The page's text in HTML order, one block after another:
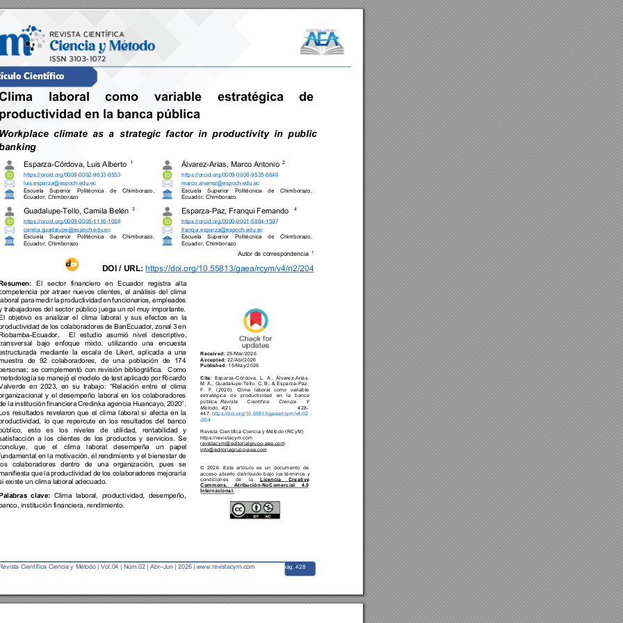
Científica Ciencia y Método | Vol.04 | Núm.02 Abr–Jun 2026 | www.revistacym.com pág. 428
laboral como variable estratégica
de
en la banca pública
climate as a strategic factor in productivity in public
Esparza-Córdova, Luis Alberto 1 Álvarez-Arias, Marco Antonio 2
https://orcid.org/0009-0002-9633-9553 https://orcid.org/0009-0008-9535-6646
luis.esparza@espoch.edu.ec marco.alvarez@espoch.edu.ec
Escuela
Superior Politécnica de Chimborazo,
Ecuador, Chimborazo
Escuela Superior Politécnica de Chimborazo,
Ecuador, Chimborazo
Guadalupe-Tello, Camila Belén 3 Esparza-Paz, Franqui Fernando 4
https://orcid.org/0009-0005-1116-1058 https://orcid.org/0000-0001 -5864-1597
camila.guadalupe@espoch.edu.ec
franqui.esparza@espoch.edu.ec
Escuela
Superior Politécnica de Chimborazo,
Ecuador, Chimborazo
Escuela Superior Politécnica de Chimborazo,
Ecuador, Chimborazo
Autor de correspondencia 1
DOI / URL: https://doi.org/10.55813/gaea/rcym/v4/n2/204
El sector financiero en Ecuador registra al ta
por atraer nuevos clientes, el análisis del
clima
para medir la productividad en funcionarios, empleados
trabajadores del sector público juega un rol muy importante.
objetivo es analizar el clima laboral y sus efectos en
la
de los colaboradores de BanEcuador, zonal 3 en
-Ecuador. El estudio asumió nivel descriptivo,
bajo enfoque mixto, utilizando una
encuesta
mediante la escala de Likert, aplicada a una
de 92 colaboradores, de una población de
174
se complementó con revisión bibliográfica.
Como
a se manejó el modelo de test aplicado por Ricardo
en 2023, en su trabajo: “Relación entre el
clima
y el desempeño laboral en os colaboradores
la institución financiera Credinka agencia Huancayo, 2020”.
resultados revelaron que el clima laboral si afecta en
la
lo que repercute en os resultados del
banco
esto es los niveles de utilidad, rentabilidad
y
a los clientes de los productos y servicios. Se
que el clima laboral desempeña un
papel
en la motivación, el rendimiento y e l bienestar de
colaboradores dentro de una organización, pues
se
a que la productividad de los colaboradores mejoraría
existe un clima laboral adecuado.
cl ave: Clima laboral, productividad,
desempeño,
institución financiera, rendimiento.
Científico
Received: 29/Mar/2026
Accepted: 22/Abr/2026
Published: 15/May/2026
Cita: Esparza-Córdova, L. A., Álvarez- Arias,
M. A., Guadalupe-Tello, C. B., & Esparza-Paz
F
F (2026). Clima laboral como
variable
estratégica
de productividad en la
banca
pública.
Revista Científica Ciencia
Y
Método
4(2), 428-
447. https://doi.org/10.55813/gaea/rcym/v4/n2
/204
Revista Científica Ciencia y Método (RCyM)
https://revistacym.com
revistacym@editorialgrupo-aea.com
info@editoriagrupo-aea.com
© 2026 Este artículo es un documento
de
acceso abierto distribuido bajo los términos y
condiciones
de la Licencia
Creative
Commons,
Atribución-NoComercial
4.0
Internacional.